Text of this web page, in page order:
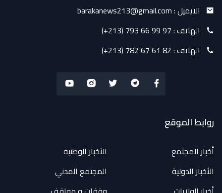
الايميل :barakanews213@gmail.com
الهاتف :(+213) 793 66 99 97
الهاتف :(+213) 782 67 61 82
روابط الموقع
أخبار المجتمع
الأخبار الوطنية
الأخبار الدولية
المجتمع المدني